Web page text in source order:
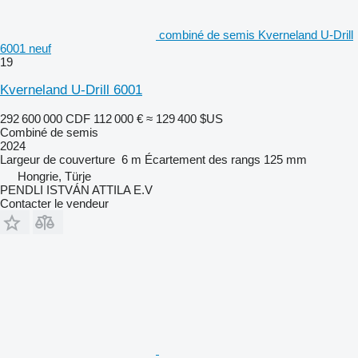
combiné de semis Kverneland U-Drill
6001 neuf
19
Kverneland U-Drill 6001
292 600 000 CDF 112 000 € ≈ 129 400 $US
Combiné de semis
2024
Largeur de couverture 6 m Écartement des rangs 125 mm
Hongrie, Türje
PENDLI ISTVÁN ATTILA E.V
Contacter le vendeur